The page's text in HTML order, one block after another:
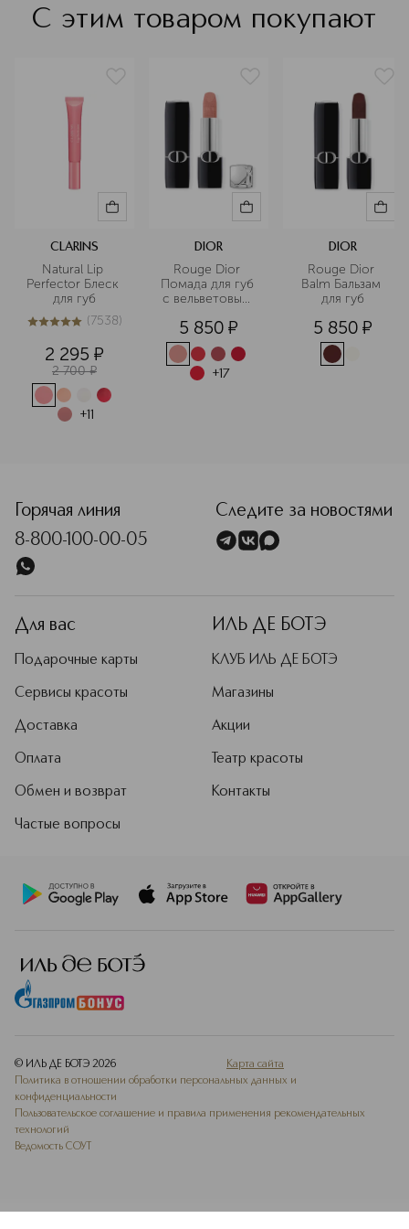
С этим товаром покупают
CLARINS
Natural Lip
Perfector Блеск
для губ
5из 57538 (7538)
2 295 ¤
2 700 ¤
+11
DIOR
Rouge Dior
Помада для губ
с вельветовым
5 850 ¤
+17
DIOR
Rouge Dior
Balm Бальзам
для губ
5 850 ¤
Горячая линия
8-800-100-00-05
Следите за новостями
Для вас
Подарочные карты
Сервисы красоты
Доставка
Оплата
Обмен и возврат
Частые вопросы
ИЛЬ ДЕ БОТЭ
КЛУБ ИЛЬ ДЕ БОТЭ
Магазины
Акции
Театр красоты
Контакты
© ИЛЬ ДЕ БОТЭ 2026
Карта сайта
Политика в отношении обработки персональных данных и
конфиденциальности
Пользовательское соглашение и правила применения рекомендательных
технологий
Ведомость СОУТ